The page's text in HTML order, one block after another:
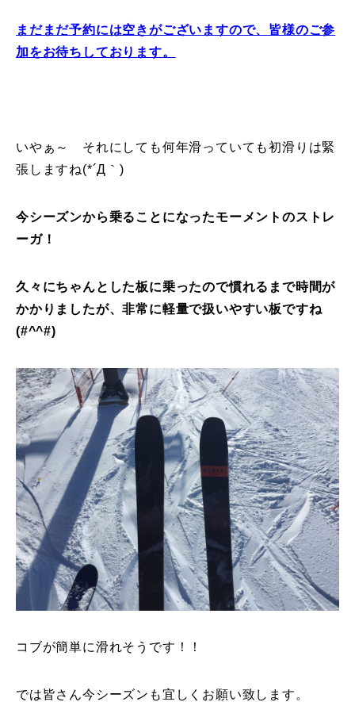
常時メルマガ
まだまだ予約には空きがございますので、皆様のご参
加をお待ちしております。
いやぁ～ それにしても何年滑っていても初滑りは緊
張しますね(*´Д｀)
今シーズンから乗ることになったモーメントのストレ
ーガ！
久々にちゃんとした板に乗ったので慣れるまで時間が
かかりましたが、非常に軽量で扱いやすい板ですね
(#^^#)
コブが簡単に滑れそうです！！
では皆さん今シーズンも宜しくお願い致します。